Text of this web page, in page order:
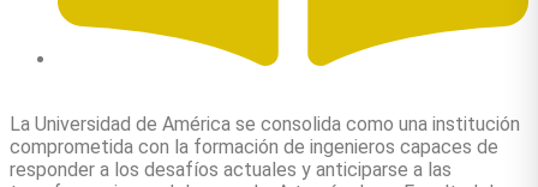
La Universidad de América se consolida como una institución
comprometida con la formación de ingenieros capaces de
responder a los desafíos actuales y anticiparse a las